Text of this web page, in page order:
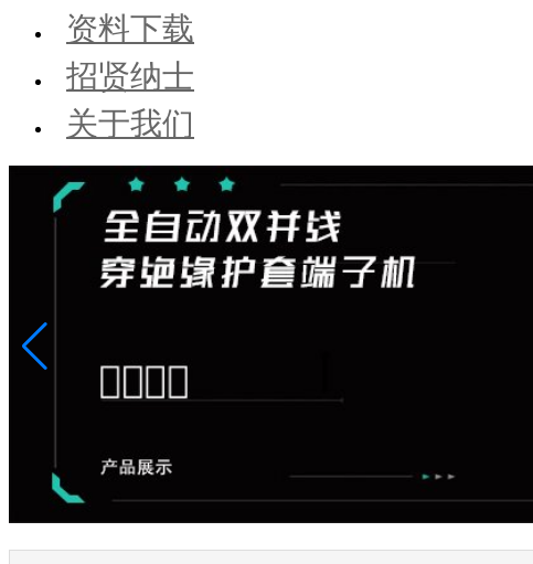
资料下载
招贤纳士
关于我们